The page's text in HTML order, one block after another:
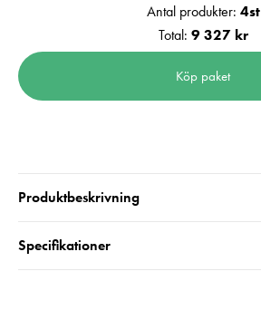
Antal produkter: 4st
Total: 9 327 kr
Köp paket
Produktbeskrivning
Specifikationer